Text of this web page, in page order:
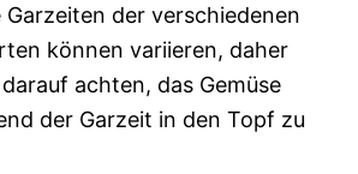
Garzeiten der verschiedenen
können variieren, daher
achten, das Gemüse
der Garzeit in den Topf zu